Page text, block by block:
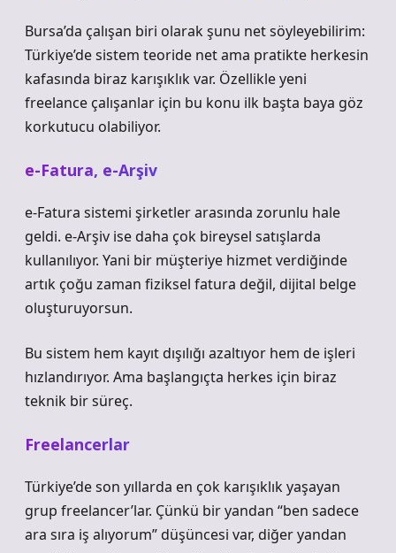
Bursa’da çalışan biri olarak şunu net söyleyebilirim:
Türkiye’de sistem teoride net ama pratikte herkesin
kafasında biraz karışıklık var. Özellikle yeni
freelance çalışanlar için bu konu ilk başta baya göz
korkutucu olabiliyor.
e-Fatura, e-Arşiv
e-Fatura sistemi şirketler arasında zorunlu hale
geldi. e-Arşiv ise daha çok bireysel satışlarda
kullanılıyor. Yani bir müşteriye hizmet verdiğinde
artık çoğu zaman fiziksel fatura değil, dijital belge
oluşturuyorsun.
Bu sistem hem kayıt dışılığı azaltıyor hem de işleri
hızlandırıyor. Ama başlangıçta herkes için biraz
teknik bir süreç.
Freelancerlar
Türkiye’de son yıllarda en çok karışıklık yaşayan
grup freelancer’lar. Çünkü bir yandan “ben sadece
ara sıra iş alıyorum” düşüncesi var, diğer yandan